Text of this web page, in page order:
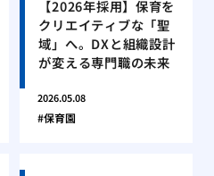
【2026年採用】保育を
クリエイティブな「聖
域」へ。DXと組織設計
が変える専門職の未来
2026.05.08
保育園